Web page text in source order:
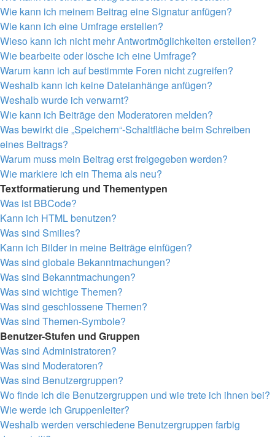
Wie kann ich meinem Beitrag eine Signatur anfügen?
Wie kann ich eine Umfrage erstellen?
Wieso kann ich nicht mehr Antwortmöglichkeiten erstellen?
Wie bearbeite oder lösche ich eine Umfrage?
Warum kann ich auf bestimmte Foren nicht zugreifen?
Weshalb kann ich keine Dateianhänge anfügen?
Weshalb wurde ich verwarnt?
Wie kann ich Beiträge den Moderatoren melden?
Was bewirkt die „Speichern“-Schaltfläche beim Schreiben
eines Beitrags?
Warum muss mein Beitrag erst freigegeben werden?
Wie markiere ich ein Thema als neu?
Textformatierung und Thementypen
Was ist BBCode?
Kann ich HTML benutzen?
Was sind Smilies?
Kann ich Bilder in meine Beiträge einfügen?
Was sind globale Bekanntmachungen?
Was sind Bekanntmachungen?
Was sind wichtige Themen?
Was sind geschlossene Themen?
Was sind Themen-Symbole?
Benutzer-Stufen und Gruppen
Was sind Administratoren?
Was sind Moderatoren?
Was sind Benutzergruppen?
Wo finde ich die Benutzergruppen und wie trete ich ihnen bei?
Wie werde ich Gruppenleiter?
Weshalb werden verschiedene Benutzergruppen farbig